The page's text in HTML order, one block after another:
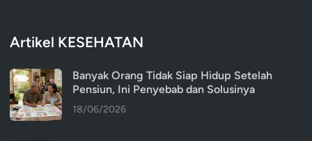
Artikel KESEHATAN
Banyak Orang Tidak Siap Hidup Setelah
Pensiun, Ini Penyebab dan Solusinya
18/06/2026